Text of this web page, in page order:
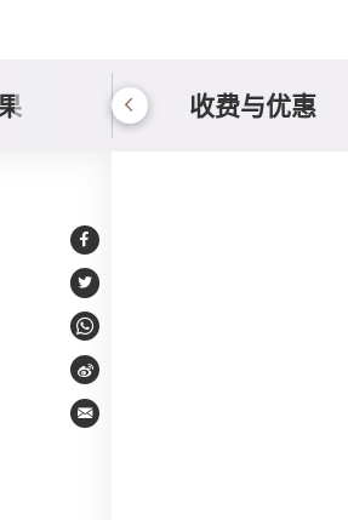
收费与优惠
Facebook
Twitter
WhatsApp
Weibo
Email